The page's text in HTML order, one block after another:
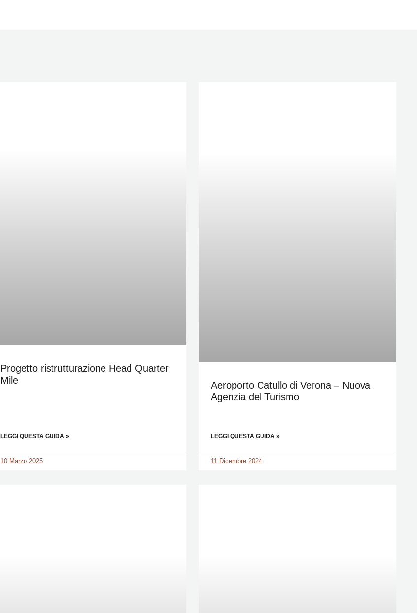
Progetto ristrutturazione Head Quarter
Mile
LEGGI QUESTA GUIDA »
10 Marzo 2025
Aeroporto Catullo di Verona – Nuova
Agenzia del Turismo
LEGGI QUESTA GUIDA »
11 Dicembre 2024